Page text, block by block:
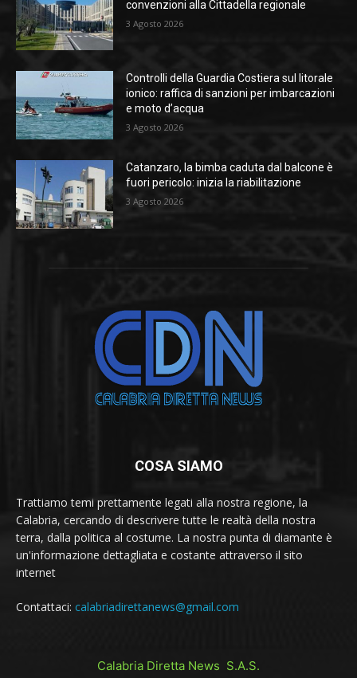
convenzioni alla Cittadella regionale
3 Agosto 2026
Controlli della Guardia Costiera sul litorale
ionico: raffica di sanzioni per imbarcazioni
e moto d’acqua
3 Agosto 2026
Catanzaro, la bimba caduta dal balcone è
fuori pericolo: inizia la riabilitazione
3 Agosto 2026
COSA SIAMO
Trattiamo temi prettamente legati alla nostra regione, la
Calabria, cercando di descrivere tutte le realtà della nostra
terra, dalla politica al costume. La nostra punta di diamante è
un'informazione dettagliata e costante attraverso il sito
internet
Contattaci: calabriadirettanews@gmail.com
Calabria Diretta News S.A.S.